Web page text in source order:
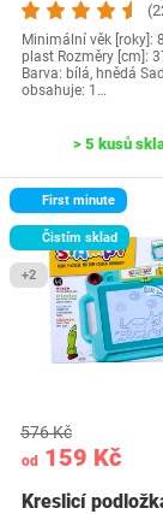
Minimální věk [roky]:
plast Rozměry [cm]:
Barva: bílá, hnědá
obsahuje: 1…
> 5 kusů
First minute
Čistím sklad
+2
od 159 Kč
576 Kč
Kreslicí